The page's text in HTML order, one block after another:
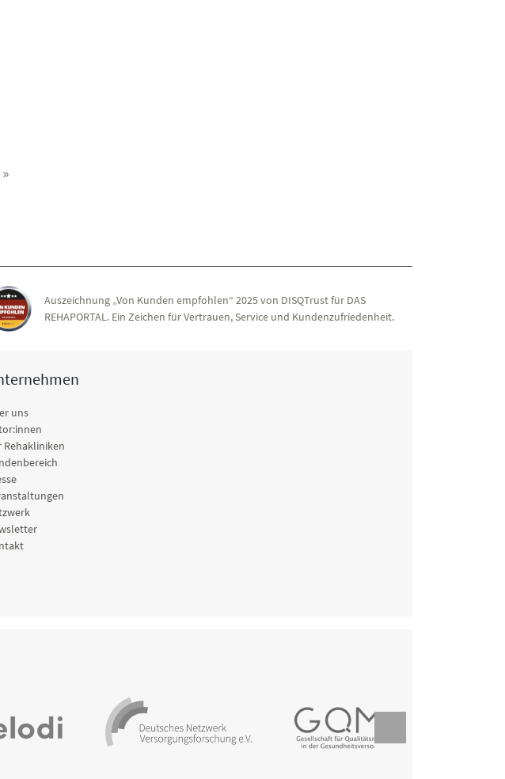
»
Auszeichnung „Von Kunden empfohlen“ 2025 von DISQTrust für DAS
REHAPORTAL. Ein Zeichen für Vertrauen, Service und Kundenzufriedenheit.
uns
Rehakliniken